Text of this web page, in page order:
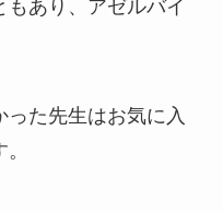
あり、 アゼルバイ
った先生はお気に入